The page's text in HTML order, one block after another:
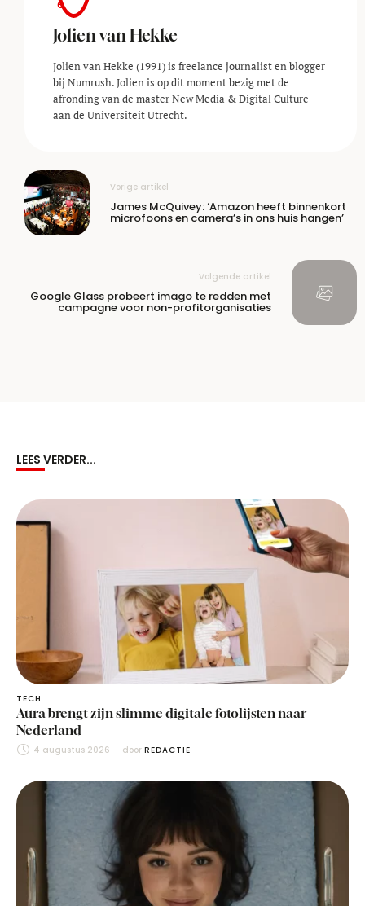
Jolien van Hekke
Jolien van Hekke (1991) is freelance journalist en blogger
bij Numrush. Jolien is op dit moment bezig met de
afronding van de master New Media & Digital Culture
aan de Universiteit Utrecht.
Vorige artikel
James McQuivey: ‘Amazon heeft binnenkort
microfoons en camera’s in ons huis hangen’
Volgende artikel
Google Glass probeert imago te redden met
campagne voor non-profitorganisaties
LEES VERDER...
TECH
Aura brengt zijn slimme digitale fotolijsten naar
Nederland
4 augustus 2026 door REDACTIE